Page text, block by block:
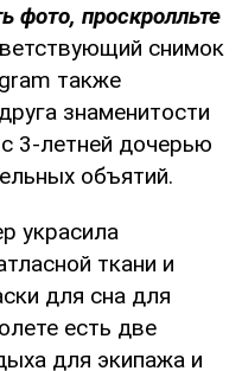
фото, проскролльте
снимок
также
знаменитости
3-летней дочерью
объятий.
украсила
ткани и
для сна для
есть две
для экипажа и